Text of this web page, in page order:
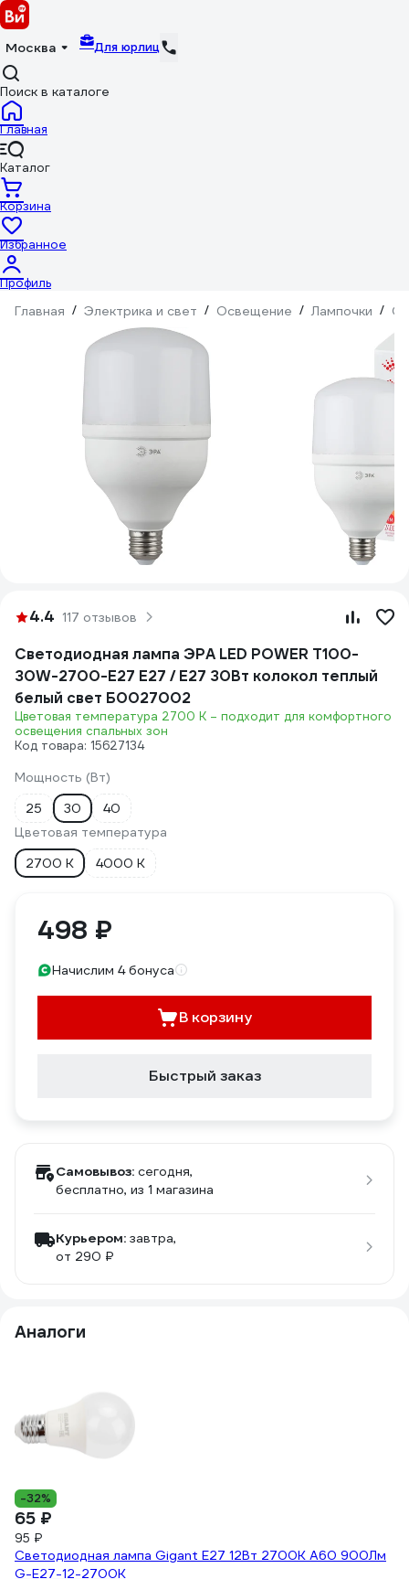
Москва Для юрлиц
Поиск в каталоге
Главная
Каталог
Корзина
Избранное
Профиль
Главная / Электрика и свет / Освещение / Лампочки /
4.4 117 отзывов
Светодиодная лампа ЭРА LED POWER T100-
30W-2700-E27 E27 / Е27 30Вт колокол теплый
белый свет Б0027002
Цветовая температура 2700 К – подходит для комфортного
освещения спальных зон
Код товара: 15627134
Мощность (Вт)
25
30
40
Цветовая температура
2700 К
4000 К
498 ₽
Начислим 4 бонуса
В корзину
Быстрый заказ
Самовывоз: сегодня,
бесплатно, из 1 магазина
Курьером: завтра,
от 290 ₽
Аналоги
-32%
65 ₽
95 ₽
Светодиодная лампа Gigant E27 12Вт 2700К А60 900Лм
G-E27-12-2700K